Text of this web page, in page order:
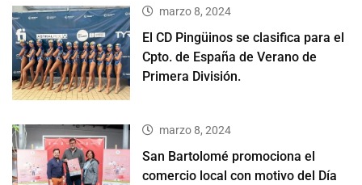
marzo 8, 2024
El CD Pingüinos se clasifica para el
Cpto. de España de Verano de
Primera División.
marzo 8, 2024
San Bartolomé promociona el
comercio local con motivo del Día